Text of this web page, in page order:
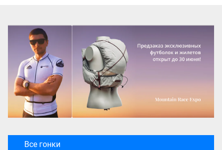
Все гонки